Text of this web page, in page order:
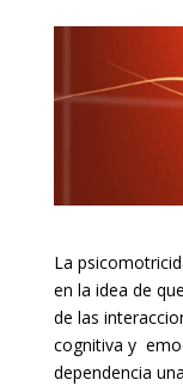
La
en la idea de
de las
cognitiva y
dependencia